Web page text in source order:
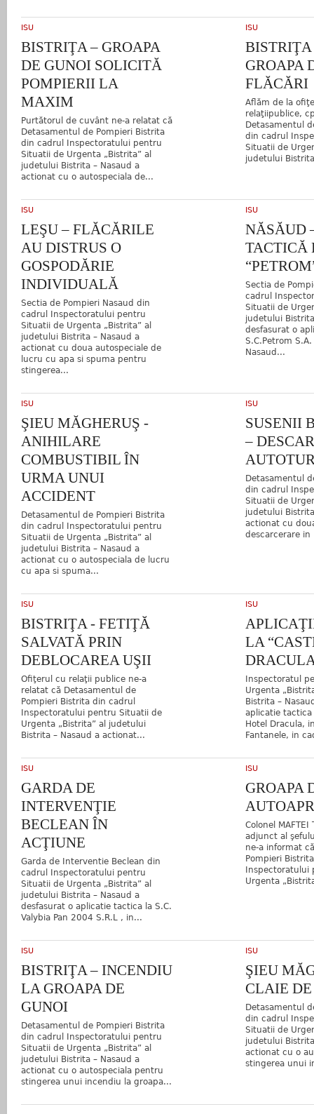
ISU
BISTRIŢA – GROAPA
DE GUNOI SOLICITĂ
POMPIERII LA
MAXIM
Purtătorul de cuvânt ne-a relatat că
Detasamentul de Pompieri Bistrita
din cadrul Inspectoratului pentru
Situatii de Urgenta „Bistrita” al
judetului Bistrita – Nasaud a
actionat cu o autospeciala de...
ISU
GROAPA
FLĂCĂRI
Aflăm de la
relaţiipublice,
Detasamentul
din cadrul
Situatii de
judetului
ISU
LEŞU – FLĂCĂRILE
AU DISTRUS O
GOSPODĂRIE
INDIVIDUALĂ
Sectia de Pompieri Nasaud din
cadrul Inspectoratului pentru
Situatii de Urgenta „Bistrita” al
judetului Bistrita – Nasaud a
actionat cu doua autospeciale de
lucru cu apa si spuma pentru
stingerea...
ISU
NĂSĂUD
TACTICĂ
Sectia de
cadrul
Situatii de
judetului
desfasurat o
S.C.Petrom
Nasaud...
ISU
ŞIEU MĂGHERUŞ -
ANIHILARE
COMBUSTIBIL ÎN
URMA UNUI
ACCIDENT
Detasamentul de Pompieri Bistrita
din cadrul Inspectoratului pentru
Situatii de Urgenta „Bistrita” al
judetului Bistrita – Nasaud a
actionat cu o autospeciala de lucru
cu apa si spuma...
ISU
SUSENII
–
Detasamentul
din cadrul
Situatii de
judetului
actionat cu
descarcerare in
ISU
BISTRIŢA - FETIŢĂ
SALVATĂ PRIN
DEBLOCAREA UŞII
Ofiţerul cu relaţii publice ne-a
relatat că Detasamentul de
Pompieri Bistrita din cadrul
Inspectoratului pentru Situatii de
Urgenta „Bistrita” al judetului
Bistrita – Nasaud a actionat...
ISU
LA
Inspectoratul
Urgenta
Bistrita –
aplicatie tactica
Hotel Dracula,
Fantanele, in
ISU
GARDA DE
INTERVENŢIE
BECLEAN ÎN
ACŢIUNE
Garda de Interventie Beclean din
cadrul Inspectoratului pentru
Situatii de Urgenta „Bistrita” al
judetului Bistrita – Nasaud a
desfasurat o aplicatie tactica la S.C.
Valybia Pan 2004 S.R.L , in...
ISU
GROAPA
Colonel MAFTEI
adjunct al
ne-a informat
Pompieri
Inspectoratului
Urgenta
ISU
BISTRIŢA – INCENDIU
LA GROAPA DE
GUNOI
Detasamentul de Pompieri Bistrita
din cadrul Inspectoratului pentru
Situatii de Urgenta „Bistrita” al
judetului Bistrita – Nasaud a
actionat cu o autospeciala pentru
stingerea unui incendiu la groapa...
ISU
ŞIEU
CLAIE
Detasamentul
din cadrul
Situatii de
judetului
actionat cu o
stingerea unui